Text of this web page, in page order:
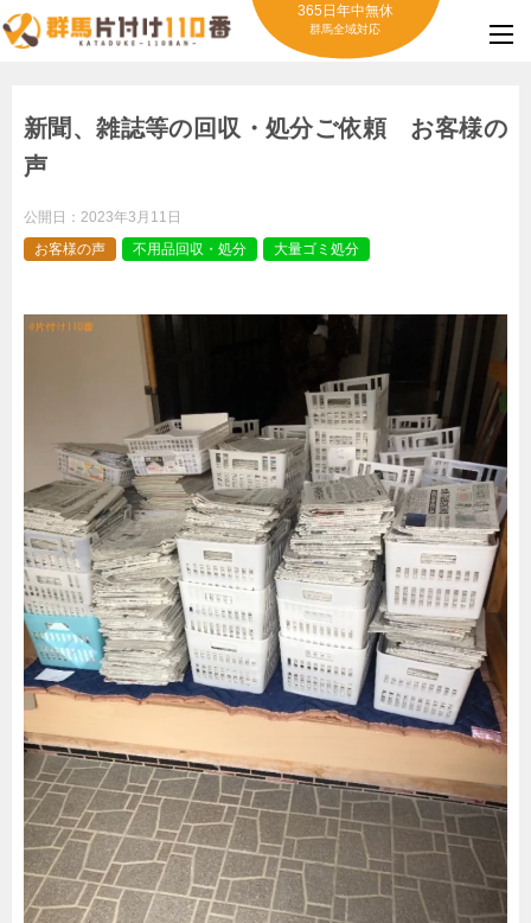
365日年中無休
群馬全域対応
新聞、雑誌等の回収・処分ご依頼 お客様の
声
公開日： 2023年3月11日
お客様の声
不用品回収・処分 大量ゴミ処分